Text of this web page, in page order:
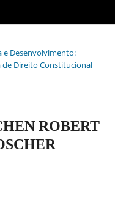
e Desenvolvimento:
de Direito Constitucional
ROBERT